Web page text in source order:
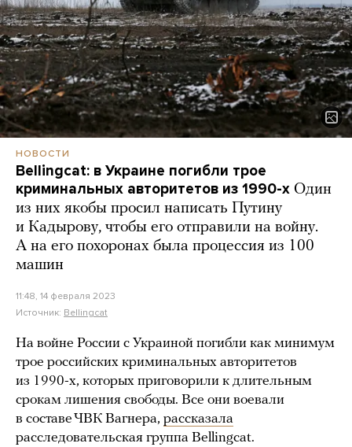
НОВОСТИ
Bellingcat: в Украине погибли трое
криминальных авторитетов из 1990-х Один
из них якобы просил написать Путину
и Кадырову, чтобы его отправили на войну.
А на его похоронах была процессия из 100
машин
11:48, 14 февраля 2023
Источник: Bellingcat
На войне России с Украиной погибли как минимум
трое российских криминальных авторитетов
из 1990-х, которых приговорили к длительным
срокам лишения свободы. Все они воевали
в составе ЧВК Вагнера, рассказала
расследовательская группа Bellingcat.